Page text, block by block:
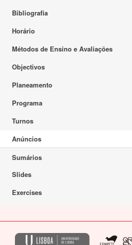
Bibliografia
Horário
Métodos de Ensino e Avaliações
Objectivos
Planeamento
Programa
Turnos
Anúncios
Sumários
Slides
Exercises